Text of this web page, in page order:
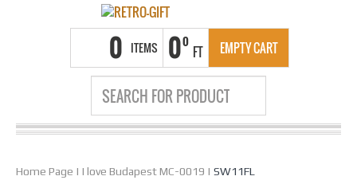
0 ITEMS 00
FT EMPTY CART
Home Page | I love Budapest MC-0019 | SW11FL